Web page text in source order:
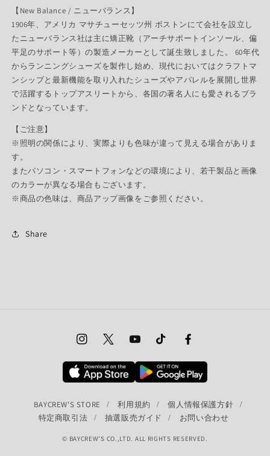
【New Balance / ニューバランス】
1906年、アメリカ マサチューセッツ州 ボストンにて会社を設立し
たニューバランス社は主に矯正靴（アーチサポートインソール、偏
平足のサポート等）の製造メーカーとして誕生致しました。 60年代
からランニングシューズを製作し始め、現代においてはクラフトマ
ンシップと最新機能を取り入れたシューズやアパレルを展開し世界
で活躍するトップアスリートから、各国の著名人にも愛されるブラ
ンドとなっています。
【ご注意】
※照明の関係により、実際よりも色味が違って見える場合がありま
す。
またパソコン・スマートフォンなどの環境により、若干製品と画像
のカラーが異なる場合もございます。
※商品の色味は、商品アップ画像をご参照ください。
Share
InstagramTwitterYouTubeTikTok Facebook
BAYCREW'S STORE 利用規約
個人情報保護方針
特定商取引法
抽選販売ガイド お問い合わせ
© BAYCREW’S CO.,LTD. ALL RIGHTS RESERVED.